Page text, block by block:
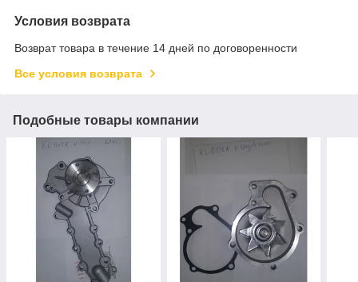
Условия возврата
Возврат товара в течение 14 дней по договоренности
Все условия возврата
Подобные товары компании